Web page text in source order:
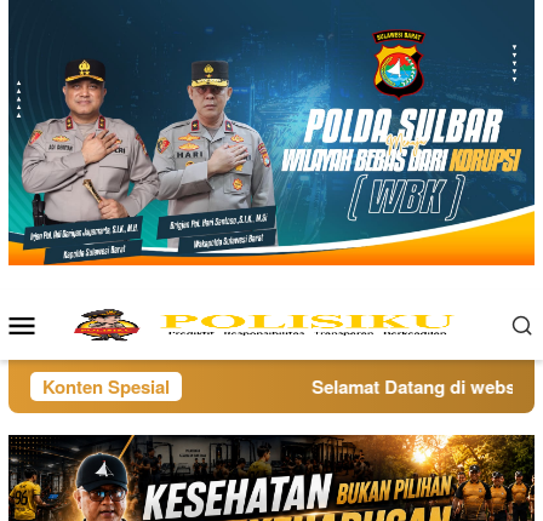
Menu
Mobile
Konten Spesial Selamat Datang di website